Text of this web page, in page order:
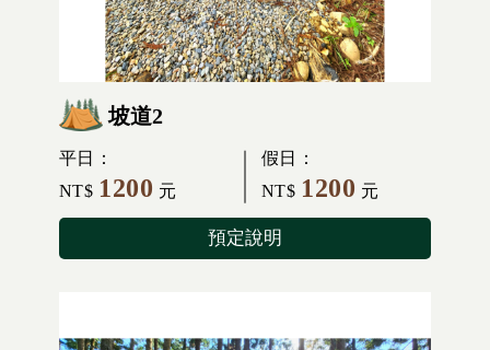
坡道2
平日：
NT$ 1200 元
假日：
NT$ 1200 元
預定說明